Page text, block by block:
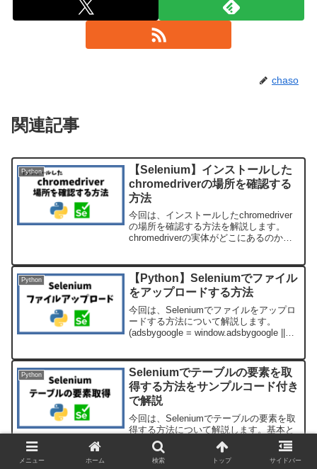
chaso
関連記事
Python
【Selenium】インストールした
chromedriverの場所を確認する
方法
今回は、インストールしたchromedriver
の場所を確認する方法を解説します。
chromedriverの実体がどこにあるのか分
いいのか分からないなんてこ...
Python
【Python】Seleniumでファイル
をアップロードする方法
今回は、Seleniumでファイルをアップロ
ードする方法について解説します。
(adsbygoogle = window.adsbygoogle ||
Python
Seleniumでテーブルの要素を取
得する方法をサンプルコード付き
で解説
今回は、Seleniumでテーブルの要素を取
得する方法について解説します。基本と
なるソースコード(これをベースに解説し
ます)本記事のサンプルコードは、全て以
下のコードをベースに解説しています。
メニュー ホーム 検索 トップ サイドバー